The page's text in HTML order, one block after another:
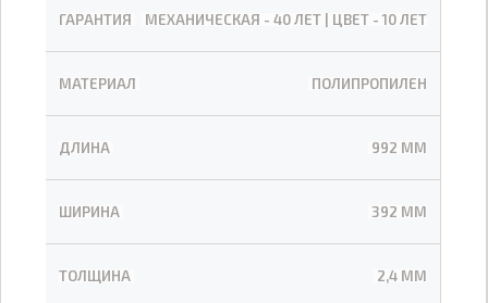
ГАРАНТИЯ МЕХАНИЧЕСКАЯ - 40 ЛЕТ | ЦВЕТ - 10 ЛЕТ
МАТЕРИАЛ ПОЛИПРОПИЛЕН
ДЛИНА 992 ММ
ШИРИНА 392 ММ
ТОЛЩИНА 2,4 ММ